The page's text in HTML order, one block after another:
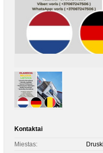
Kontaktai
Miestas: